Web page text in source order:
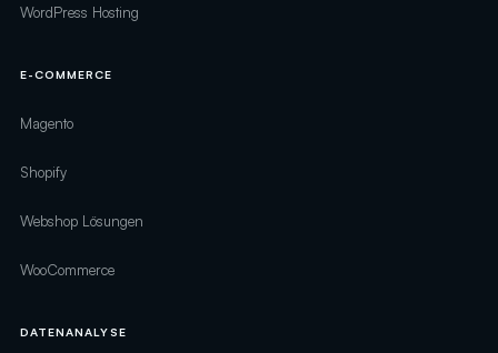
WordPress Hosting
E-COMMERCE
Magento
Shopify
Webshop Lösungen
WooCommerce
DATENANALYSE